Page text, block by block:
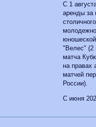
С 1
аренды за
"Велес" (2
матча
на правах
матчей
России).
С июня